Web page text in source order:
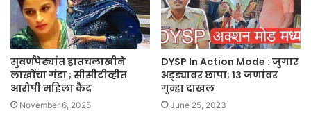
सुवर्णपेढ्यांत हातचलाखीने
लाखोंचा गंडा ; सीसीटीव्हीत
आरोपी महिला कैद
November 6, 2025
DYSP In Action Mode : जुगार
अड्ड्यावर छापा; १३ जणांवर
गुन्हा दाखल
June 25, 2023